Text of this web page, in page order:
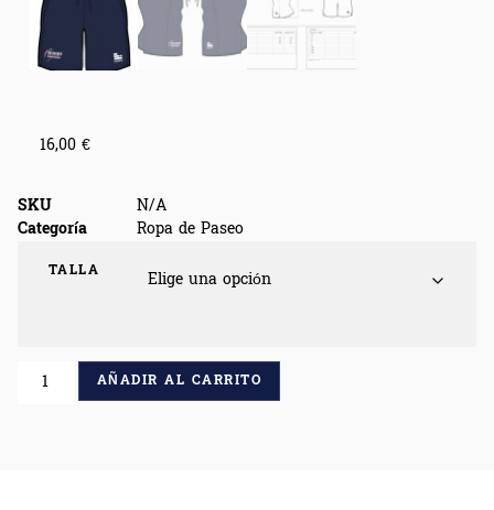
16,00 €
SKU
N/A
Categoría
Ropa de Paseo
TALLA
AÑADIR AL CARRITO